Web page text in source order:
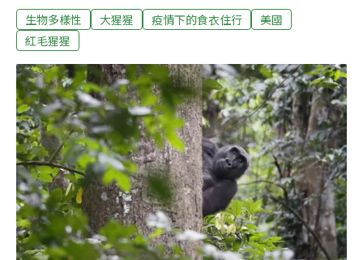
確診的工作人員傳染病毒。但這回園內的大猩猩並未接種
疫苗，因為園方推定牠們在稍早染疫痊癒後已有抗體。這
時工作人員都有使用個人防護裝備，大猩猩疑似因接觸到
無症狀的工作人員而染疫。一隻年紀較大的猩猩溫斯敦
（Winston）先前染疫且病況嚴重，在接受最先進的合成
抗體治療後才康復。跟那些猩猩施打的疫苗一樣，治療溫
斯敦的藥物也是專門供動物，沒辦法供人類使用。
生物多樣性 大猩猩 疫情下的食衣住行
美國
紅毛猩猩